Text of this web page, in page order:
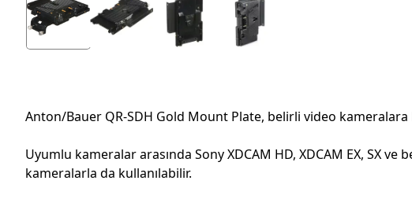
Anton/Bauer QR-SDH Gold Mount Plate, belirli video
Uyumlu kameralar arasında Sony XDCAM HD, XDCAM EX, SX
kameralarla da kullanılabilir.